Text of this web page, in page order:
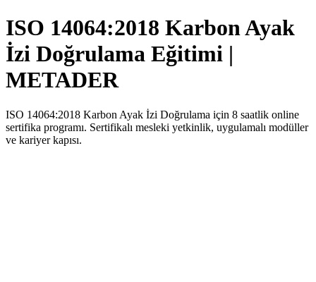
ISO 14064:2018 Karbon Ayak
İzi Doğrulama Eğitimi |
METADER
ISO 14064:2018 Karbon Ayak İzi Doğrulama için 8 saatlik online
sertifika programı. Sertifikalı mesleki yetkinlik, uygulamalı modüller
ve kariyer kapısı.